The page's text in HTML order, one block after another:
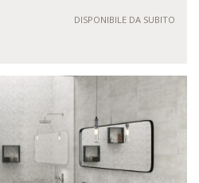
DISPONIBILE DA SUBITO